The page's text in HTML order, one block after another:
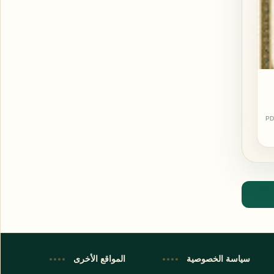
اشترك الآن
اشترك في قناتنا على تليجرام سياسة الخصوصية المواقع الأخرى